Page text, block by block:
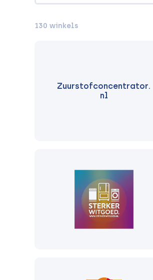
130 winkels
Zuurstofconcentrator.
nl